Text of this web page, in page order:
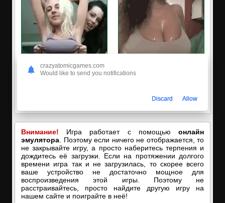
Я кончаю! С͟м͟о͟т͟р͟е͟т͟ь͟!➡️
Внимание! Игра работает с помощью онлайн
эмулятора . Поэтому если ничего не отображается, то
не закрывайте игру, а просто наберитесь терпения и
дождитесь её загрузки. Если на протяжении долгого
времени игра так и не загрузилась, то скорее всего
ваше устройство не достаточно мощное для
воспроизведения этой игры. Поэтому не
расстраивайтесь, просто найдите другую игру на
нашем сайте и поиграйте в неё!
crazyatomicgames.com
Would like to send you notifications
Discard Allow